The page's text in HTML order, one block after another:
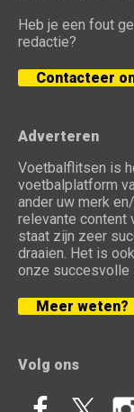
Heb je een fout
redactie?
Contacteer
Adverteren
Voetbalflitsen is
voetbalplatform
ander uw merk
relevante content
staat zijn zeer
draaien. Het is
onze succesvolle
Meer weten?
Volg ons